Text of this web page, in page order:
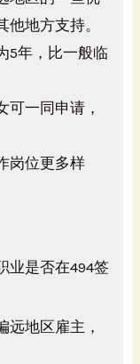
地方支持。
5年，比一般临
可一同申请，
岗位更多样
业是否在494签
远地区雇主，